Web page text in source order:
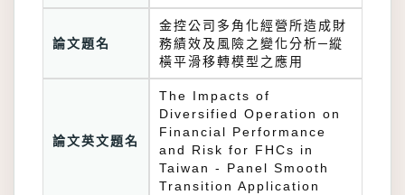
論文題名
金控公司多角化經營所造成財
務績效及風險之變化分析─縱
橫平滑移轉模型之應用
論文英文題名
The Impacts of
Diversified Operation on
Financial Performance
and Risk for FHCs in
Taiwan - Panel Smooth
Transition Application